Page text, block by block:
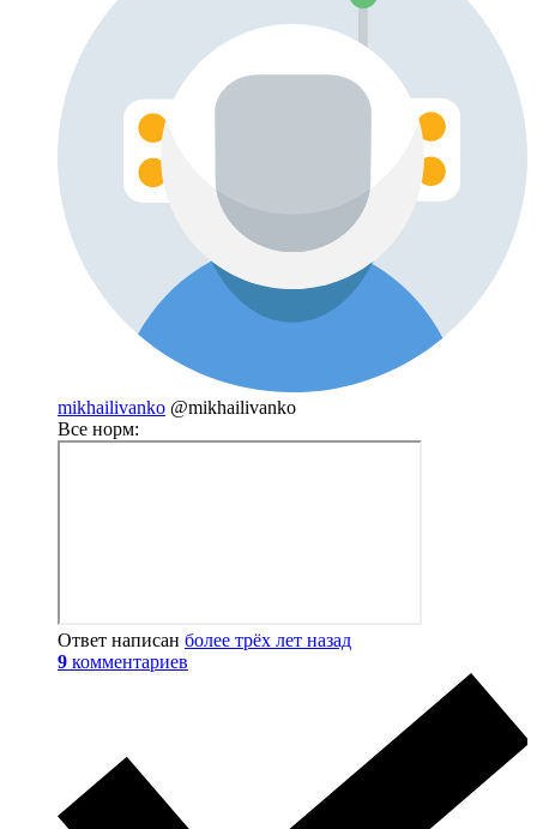
mikhailivanko @mikhailivanko
Все норм:
Ответ написан более трёх лет назад
9 комментариев